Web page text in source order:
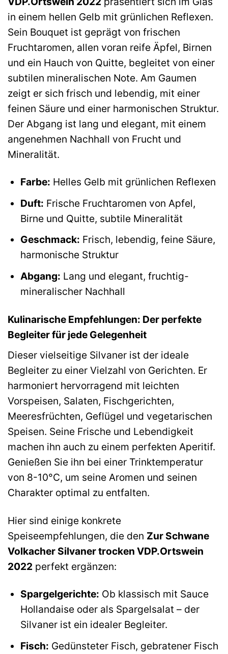
in einem hellen Gelb mit grünlichen Reflexen.
Sein Bouquet ist geprägt von frischen
Fruchtaromen, allen voran reife Äpfel, Birnen
und ein Hauch von Quitte, begleitet von einer
subtilen mineralischen Note. Am Gaumen
zeigt er sich frisch und lebendig, mit einer
feinen Säure und einer harmonischen Struktur.
Der Abgang ist lang und elegant, mit einem
angenehmen Nachhall von Frucht und
Mineralität.
Farbe: Helles Gelb mit grünlichen Reflexen
Duft: Frische Fruchtaromen von Apfel,
Birne und Quitte, subtile Mineralität
Geschmack: Frisch, lebendig, feine Säure,
harmonische Struktur
Abgang: Lang und elegant, fruchtig-
mineralischer Nachhall
Kulinarische Empfehlungen: Der perfekte
Begleiter für jede Gelegenheit
Dieser vielseitige Silvaner ist der ideale
Begleiter zu einer Vielzahl von Gerichten. Er
harmoniert hervorragend mit leichten
Vorspeisen, Salaten, Fischgerichten,
Meeresfrüchten, Geflügel und vegetarischen
Speisen. Seine Frische und Lebendigkeit
machen ihn auch zu einem perfekten Aperitif.
Genießen Sie ihn bei einer Trinktemperatur
von 8-10°C, um seine Aromen und seinen
Charakter optimal zu entfalten.
Hier sind einige konkrete
Speiseempfehlungen, die den Zur Schwane
Volkacher Silvaner trocken VDP.Ortswein
2022 perfekt ergänzen:
Spargelgerichte: Ob klassisch mit Sauce
Hollandaise oder als Spargelsalat – der
Silvaner ist ein idealer Begleiter.
Fisch: Gedünsteter Fisch, gebratener Fisch